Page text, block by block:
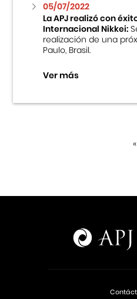
05/07/2022
La APJ realizó con
Internacional Nikkei:
realización de una
Paulo, Brasil.
Ver más
«